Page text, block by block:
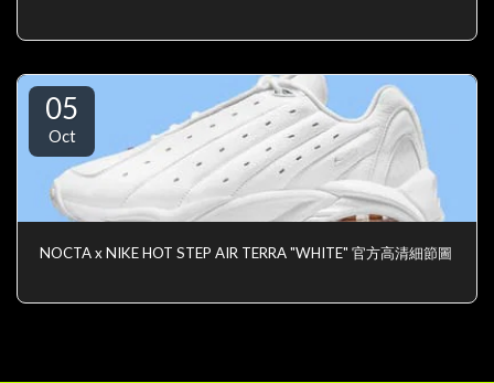
05
Oct
NOCTA x NIKE HOT STEP AIR TERRA "WHITE" 官方高清細節圖